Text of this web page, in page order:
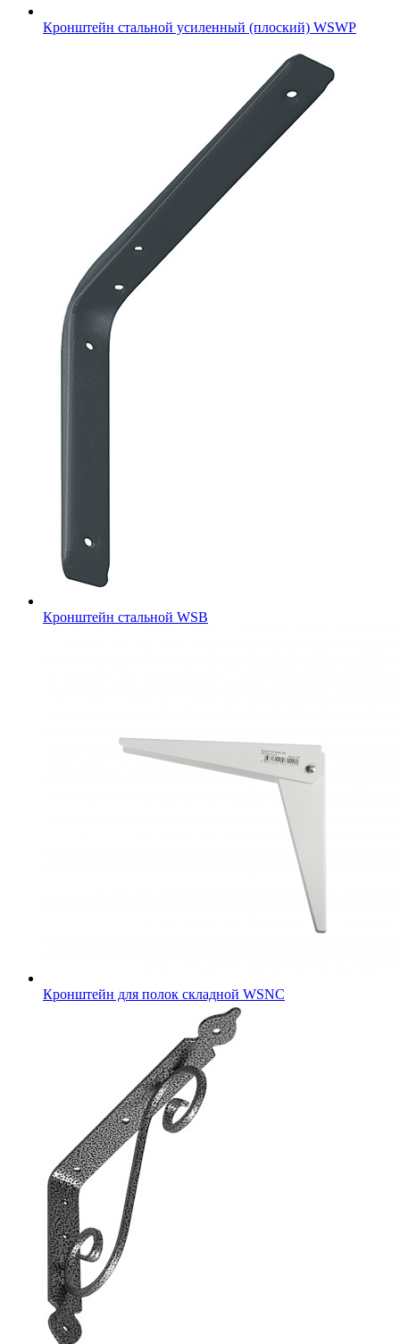
Кронштейн стальной усиленный (плоский) WSWP
Кронштейн стальной WSB
Кронштейн для полок складной WSNC